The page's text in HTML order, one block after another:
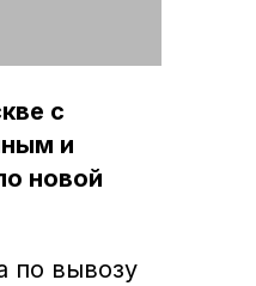
с
и
новой
по вывозу